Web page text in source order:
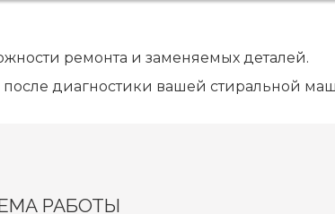
ремонта и заменяемых деталей.
после диагностики вашей стиральной
РАБОТЫ